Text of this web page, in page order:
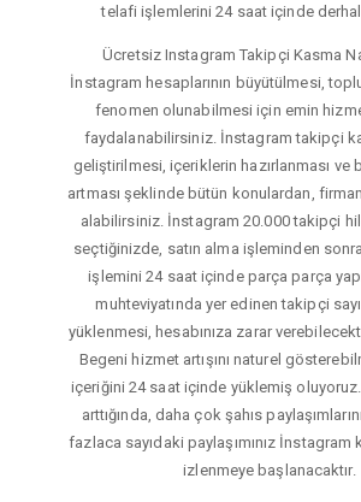
telafi işlemlerini 24 saat içinde derhal
Ücretsiz Instagram Takipçi Kasma
İnstagram hesaplarının büyütülmesi,
fenomen olunabilmesi için emin
faydalanabilirsiniz. İnstagram takipçi
geliştirilmesi, içeriklerin hazırlanması ve
artması şeklinde bütün konulardan,
alabilirsiniz. İnstagram 20.000 takipçi
seçtiğinizde, satın alma işleminden
işlemini 24 saat içinde parça parça
muhteviyatında yer edinen takipçi
yüklenmesi, hesabınıza zarar
Begeni hizmet artışını naturel
içeriğini 24 saat içinde yüklemiş oluyoruz.
arttığında, daha çok şahıs
fazlaca sayıdaki paylaşımınız
izlenmeye başlanacaktır.